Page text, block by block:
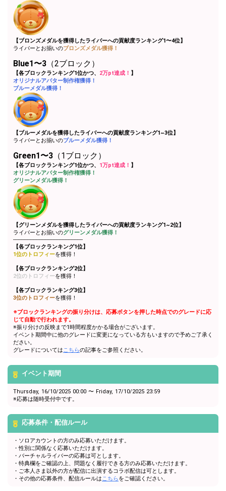
【ブロンズメダルを獲得したライバーへの貢献度ランキング1〜4位】
ライバーとお揃いのブロンズメダル獲得！
Blue1〜3 （2ブロック）
【各ブロックランキング1位かつ、 2万pt達成！ 】
オリジナルアバター制作権獲得！
ブルーメダル獲得！
【ブルーメダルを獲得したライバーへの貢献度ランキング1~3位】
ライバーとお揃いのブルーメダル獲得！
Green1〜3 （1ブロック）
【各ブロックランキング1位かつ、 1万pt達成！ 】
オリジナルアバター制作権獲得！
グリーンメダル獲得！
【グリーンメダルを獲得したライバーへの貢献度ランキング1~2位】
ライバーとお揃いのグリーンメダル獲得！
----------------------------------------------
【各ブロックランキング1位】
1位のトロフィーを獲得！
【各ブロックランキング2位】
2位のトロフィーを獲得！
【各ブロックランキング3位】
3位のトロフィーを獲得！
※ブロックランキングの振り分けは、応募ボタンを押した時点でのグレードに応
じて自動で行われます。
※振り分けの反映まで1時間程度かかる場合がございます。
イベント期間中に他のグレードに変更になっている方もいますので予めご了承く
ださい。
グレードについてはこちらの記事をご参照ください。
イベント期間
Thursday, 16/10/2025 00:00 〜 Friday, 17/10/2025 23:59
※応募は随時受付中です。
応募条件・配信ルール
・ソロアカウントの方のみ応募いただけます。
・性別に関係なく応募いただけます。
・バーチャルライバーの応募は可とします。
・特典欄をご確認の上、問題なく履行できる方のみ応募いただけます。
・ご本人さま以外の方が配信に出演するコラボ配信は可とします。
・その他の応募条件、配信ルールはこちらをご確認ください。